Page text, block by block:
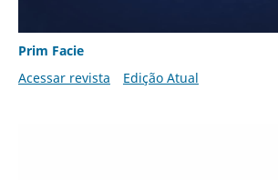
Prim Facie
Acessar revista
Edição Atual